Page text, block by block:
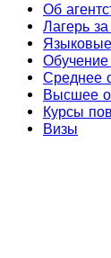
Об
Лагерь
Обучение
Среднее
Высшее
Курсы
Визы